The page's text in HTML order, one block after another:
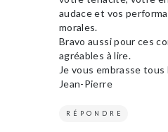
audace et vos
morales.
Bravo aussi pour ces
agréables à lire.
Je vous embrasse tous
Jean-Pierre
RÉPONDRE